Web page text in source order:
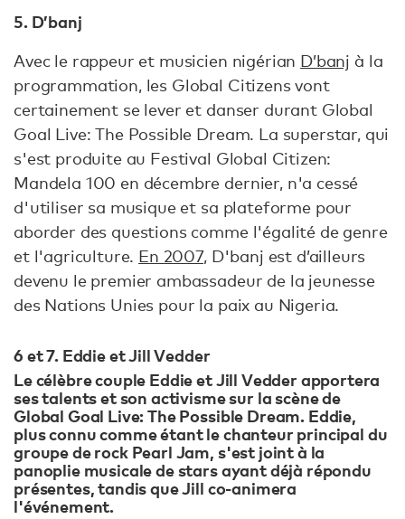
5. D’banj
Avec le rappeur et musicien nigérian D’banj à la
programmation, les Global Citizens vont
certainement se lever et danser durant Global
Goal Live: The Possible Dream. La superstar, qui
s'est produite au Festival Global Citizen:
Mandela 100 en décembre dernier, n'a cessé
d'utiliser sa musique et sa plateforme pour
aborder des questions comme l'égalité de genre
et l'agriculture. En 2007, D'banj est d’ailleurs
devenu le premier ambassadeur de la jeunesse
des Nations Unies pour la paix au Nigeria.
6 et 7. Eddie et Jill Vedder
Le célèbre couple Eddie et Jill Vedder apportera
ses talents et son activisme sur la scène de
Global Goal Live: The Possible Dream. Eddie,
plus connu comme étant le chanteur principal du
groupe de rock Pearl Jam, s'est joint à la
panoplie musicale de stars ayant déjà répondu
présentes, tandis que Jill co-animera
l'événement.